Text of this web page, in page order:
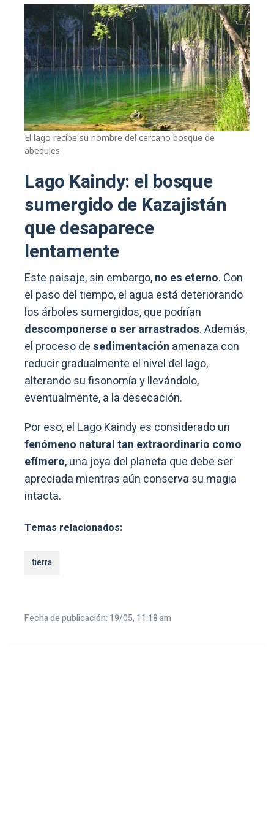
El lago recibe su nombre del cercano bosque de
abedules
Lago Kaindy: el bosque
sumergido de Kazajistán
que desaparece
lentamente
Este paisaje, sin embargo,no es eterno. Con
el paso del tiempo, el agua está deteriorando
los árboles sumergidos, que podrían
descomponerse o ser arrastrados. Además,
el proceso desedimentación amenaza con
reducir gradualmente el nivel del lago,
alterando su fisonomía y llevándolo,
eventualmente, a la desecación.
Por eso, el Lago Kaindy es considerado un
fenómeno natural tan extraordinario como
efímero, una joya del planeta que debe ser
apreciada mientras aún conserva su magia
intacta.
Temas relacionados:
tierra
Fecha de publicación: 19/05, 11:18 am